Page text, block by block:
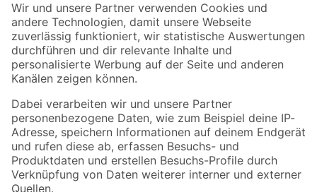
Der toom Newsletter: Keine Angebote und Aktionen mehr verpassen!
Zur Newsletter Anmeldung
Folge uns
Zahlungsarten Versandarten